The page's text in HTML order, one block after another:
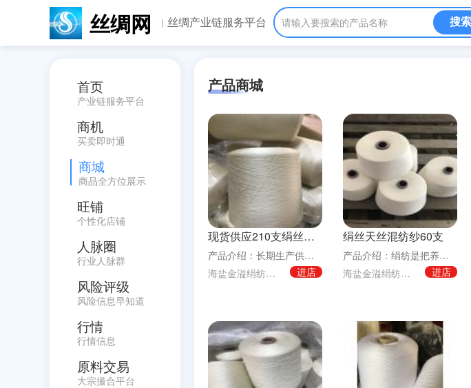
丝绸网 丝绸产业链服务平台 请输入要搜索的产品名称
首页
产业链服务平台
商机
买卖即时通
商城
商品全方位展示
旺铺
个性化店铺
人脉圈
行业人脉群
风险评级
风险信息早知道
行情
行情信息
原料交易
大宗撮合平台
产品商城
现货供应210支绢丝纱线100%桑蚕丝
产品介绍：长期生产供应现货60n/2、80n/2、100n/2、120n/2、140n/2
海盐金溢绢纺有限责任公司
进店
绢丝天丝混纺纱60支
产品介绍：绢纺是把养蚕、制丝、丝织中产生的疵茧、废丝加工成纱线的纺纱工艺过程。根据原料和成
海盐金溢绢纺有限责任公司
进店